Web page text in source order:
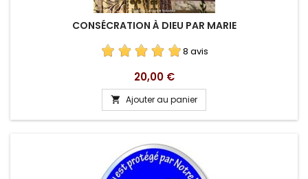
CONSÉCRATION À DIEU PAR MARIE
8 avis
Prix
20,00 €
 Ajouter au panier